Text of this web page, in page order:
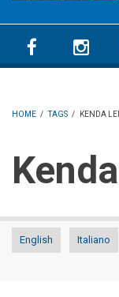
HOME / TAGS / KENDA
English Italiano